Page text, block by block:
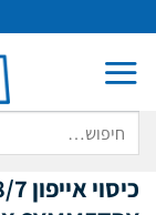
to
content